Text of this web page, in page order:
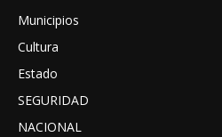
Municipios
Cultura
Estado
SEGURIDAD
NACIONAL